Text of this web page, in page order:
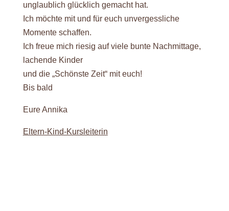
unglaublich glücklich gemacht hat.
Ich möchte mit und für euch unvergessliche
Momente schaffen.
Ich freue mich riesig auf viele bunte Nachmittage,
lachende Kinder
und die „Schönste Zeit“ mit euch!
Bis bald
Eure Annika
Eltern-Kind-Kursleiterin